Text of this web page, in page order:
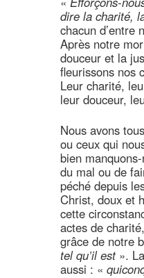
dire la charité,
chacun d’entre
Après notre
douceur et la
fleurissons nos
Leur charité,
leur douceur,
Nous avons
ou ceux qui
bien
du mal ou de
péché depuis
Christ, doux et
cette
actes de
grâce de notre
tel qu’il est».
aussi : «